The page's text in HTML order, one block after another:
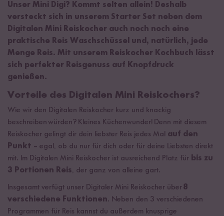
Unser Mini Digi? Kommt selten allein! Deshalb
versteckt sich in unserem Starter Set neben dem
Digitalen Mini Reiskocher auch noch noch eine
praktische Reis Waschschüssel und, natürlich, jede
Menge Reis. Mit unserem Reiskocher Kochbuch lässt
sich perfekter Reisgenuss auf Knopfdruck
genießen.
Vorteile des Digitalen Mini Reiskochers?
Wie wir den Digitalen Reiskocher kurz und knackig
beschreiben würden? Kleines Küchenwunder! Denn mit diesem
Reiskocher gelingt dir dein liebster Reis jedes Mal auf den
Punkt – egal, ob du nur für dich oder für deine Liebsten direkt
mit. Im Digitalen Mini Reiskocher ist ausreichend Platz für bis zu
3 Portionen Reis, der ganz von alleine gart.
Insgesamt verfügt unser Digitaler Mini Reiskocher über8
verschiedene Funktionen. Neben den 3 verschiedenen
Programmen für Reis kannst du außerdem knusprige